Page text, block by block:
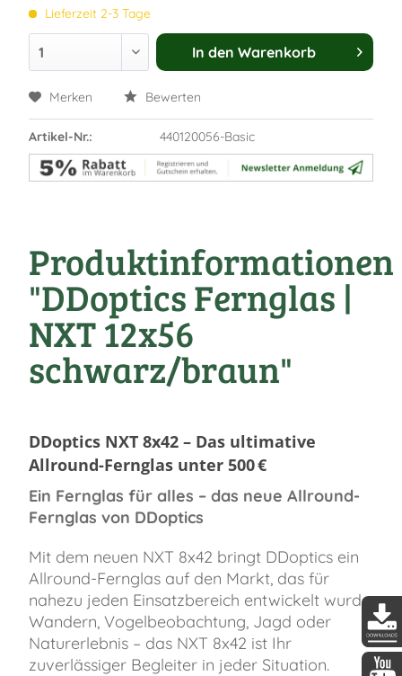
Lieferzeit 2-3 Tage
In den Warenkorb
Merken Bewerten
Artikel-Nr.: 440120056-Basic
Produktinformationen
"DDoptics Fernglas |
NXT 12x56
schwarz/braun"
DDoptics NXT 8x42 – Das ultimative
Allround-Fernglas unter 500 €
Ein Fernglas für alles – das neue Allround-
Fernglas von DDoptics
Mit dem neuen NXT 8x42 bringt DDoptics ein
Allround-Fernglas auf den Markt, das für
nahezu jeden Einsatzbereich entwickelt wurde:
Wandern, Vogelbeobachtung, Jagd oder
Naturerlebnis – das NXT 8x42 ist Ihr
zuverlässiger Begleiter in jeder Situation.